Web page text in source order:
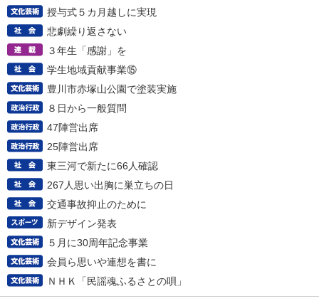
授与式５カ月越しに実現
悲劇繰り返さない
３年生「感謝」を
学生地域貢献事業⑮
豊川市赤塚山公園で塗装実施
８日から一般質問
47陣営出席
25陣営出席
東三河で新たに66人確認
267人思い出胸に巣立ちの日
交通事故抑止のために
新デザイン発表
５月に30周年記念事業
会員ら思いや連想を書に
ＮＨＫ「民謡魂ふるさとの唄」